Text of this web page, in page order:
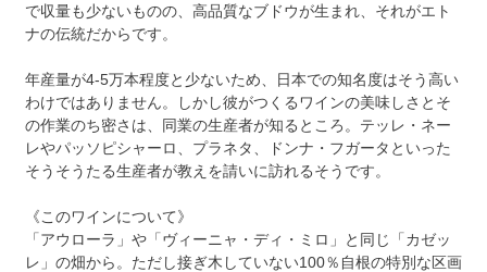
で収量も少ないものの、高品質なブドウが生まれ、それがエト
ナの伝統だからです。
年産量が4-5万本程度と少ないため、日本での知名度はそう高い
わけではありません。しかし彼がつくるワインの美味しさとそ
の作業のち密さは、同業の生産者が知るところ。テッレ・ネー
レやパッソピシャーロ、プラネタ、ドンナ・フガータといった
そうそうたる生産者が教えを請いに訪れるそうです。
《このワインについて》
「アウローラ」や「ヴィーニャ・ディ・ミロ」と同じ「カゼッ
レ」の畑から。ただし接ぎ木していない100％自根の特別な区画